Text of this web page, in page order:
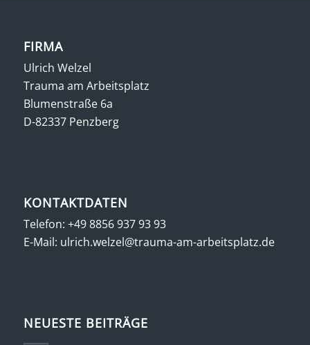
FIRMA
Ulrich Welzel
Trauma am Arbeitsplatz
Blumenstraße 6a
D-82337 Penzberg
KONTAKTDATEN
Telefon: +49 8856 937 93 93
E-Mail: ulrich.welzel@trauma-am-arbeitsplatz.de
NEUESTE BEITRÄGE